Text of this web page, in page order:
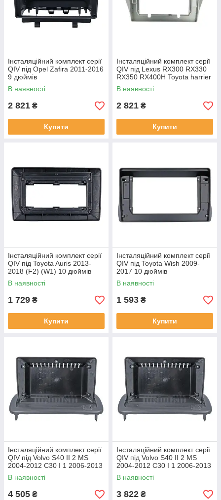
Інсталяційний комплект серії
QIV під Opel Zafira 2011-2016
9 дюймів
В наявності
2 821 ₴
Купити
Інсталяційний комплект серії
QIV під Lexus RX300 RX330
RX350 RX400H Toyota harrier
2003-2009 (F2) 10 дюймів
В наявності
2 821 ₴
Купити
Інсталяційний комплект серії
QIV під Toyota Auris 2013-
2018 (F2) (W1) 10 дюймів
В наявності
1 729 ₴
Купити
Інсталяційний комплект серії
QIV під Toyota Wish 2009-
2017 10 дюймів
В наявності
1 593 ₴
Купити
Інсталяційний комплект серії
QIV під Volvo S40 II 2 MS
2004-2012 C30 I 1 2006-2013
C70 II 2 2005-2013 (W1) 9
В наявності
4 505 ₴
Інсталяційний комплект серії
QIV під Volvo S40 II 2 MS
2004-2012 C30 I 1 2006-2013
C70 II 2 2005-2013 (W2) 9
В наявності
3 822 ₴